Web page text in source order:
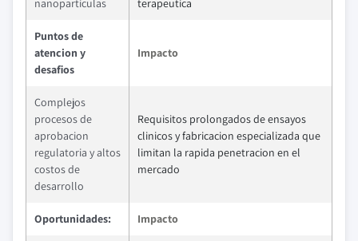
nanoparticulas terapeutica
Puntos de
atencion y
desafios
Impacto
Complejos
procesos de
aprobacion
regulatoria y altos
costos de
desarrollo
Requisitos prolongados de ensayos
clinicos y fabricacion especializada que
limitan la rapida penetracion en el
mercado
Oportunidades: Impacto